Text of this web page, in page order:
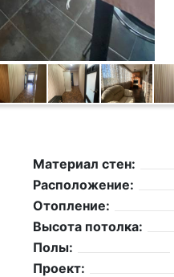
Материал стен:
Расположение:
Отопление:
Высота потолка:
Полы:
Проект: